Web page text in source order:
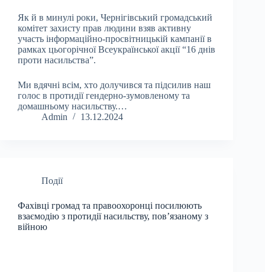
Як й в минулі роки, Чернігівський громадський
комітет захисту прав людини взяв активну
участь інформаційно-просвітницькій кампанії в
рамках цьогорічної Всеукраїнської акції “16 днів
проти насильства”.
Ми вдячні всім, хто долучився та підсилив наш
голос в протидії гендерно-зумовленому та
домашньому насильству.…
Admin
13.12.2024
Події
Фахівці громад та правоохоронці посилюють
взаємодію з протидії насильству, пов’язаному з
війною